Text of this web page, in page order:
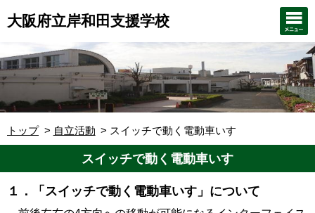
大阪府立岸和田支援学校
トップ 自立活動 スイッチで動く電動車いす
スイッチで動く電動車いす
１．「スイッチで動く電動車いす」について